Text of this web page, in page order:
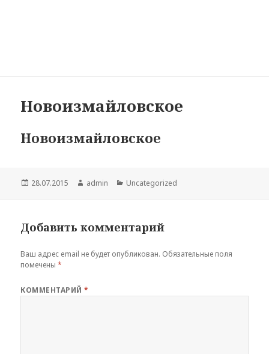
Новоизмайловское
Новоизмайловское
Опубликовано
28.07.2015 Автор
admin Рубрики
Uncategorized
Добавить комментарий
Ваш адрес email не будет опубликован. Обязательные поля
помечены*
КОММЕНТАРИЙ*